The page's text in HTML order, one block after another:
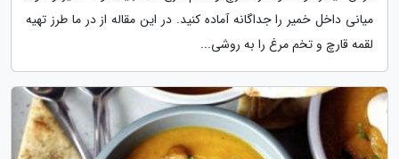
میانی داخل خمیر را جداگانه آماده کنید. در این مقاله از در ما طرز تهیه
لقمه قارچ و تخم مرغ را به روشی...